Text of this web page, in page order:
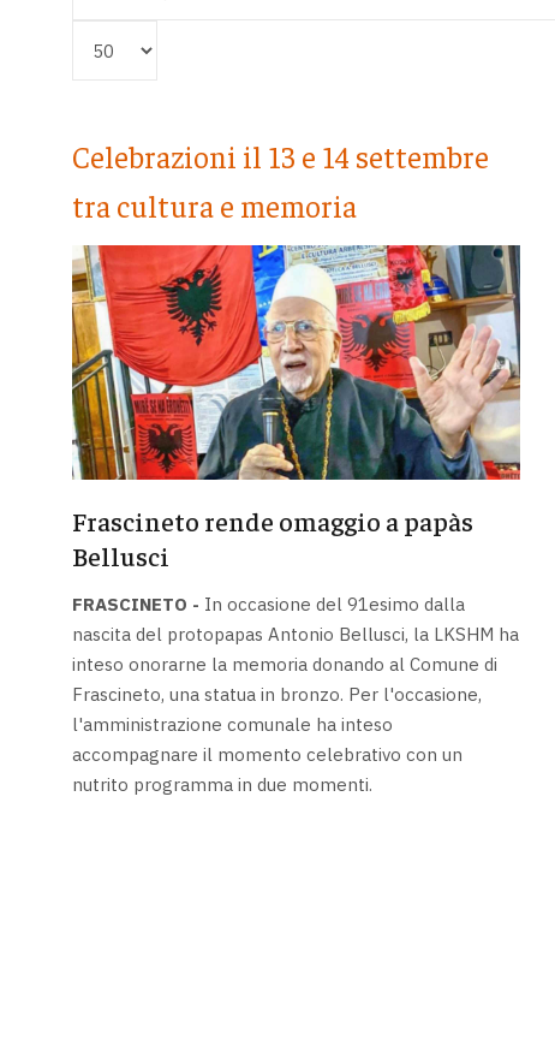
Celebrazioni il 13 e 14 settembre
tra cultura e memoria
Frascineto rende omaggio a papàs
Bellusci
FRASCINETO - In occasione del 91esimo dalla
nascita del protopapas Antonio Bellusci, la LKSHM ha
inteso onorarne la memoria donando al Comune di
Frascineto, una statua in bronzo. Per l'occasione,
l'amministrazione comunale ha inteso
accompagnare il momento celebrativo con un
nutrito programma in due momenti.